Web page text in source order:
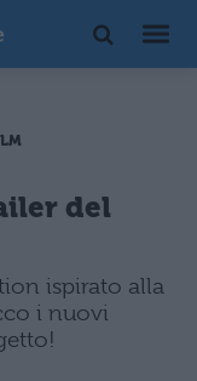
del
ispirato alla
i nuovi